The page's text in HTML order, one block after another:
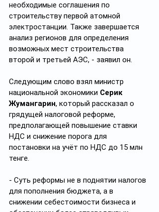
необходимые соглашения по
строительству первой атомной
электростанции. Также завершается
анализ регионов для определения
возможных мест строительства
второй и третьей АЭС, - заявил он.
Следующим слово взял министр
национальной экономики Серик
Жумангарин, который рассказал о
грядущей налоговой реформе,
предполагающей повышение ставки
НДС и снижение порога для
постановки на учёт по НДС до 15 млн
тенге.
- Суть реформы не в поднятии налогов
для пополнения бюджета, а в
снижении себестоимости бизнеса и